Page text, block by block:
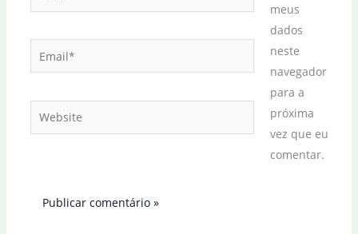
Email*
Website
meus
dados
neste
navegador
para a
próxima
vez que eu
comentar.